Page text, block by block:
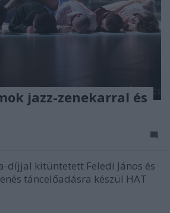
jazz-zenekarral és
díjjal kitüntetett Feledi János és
táncelőadásra készül HAT